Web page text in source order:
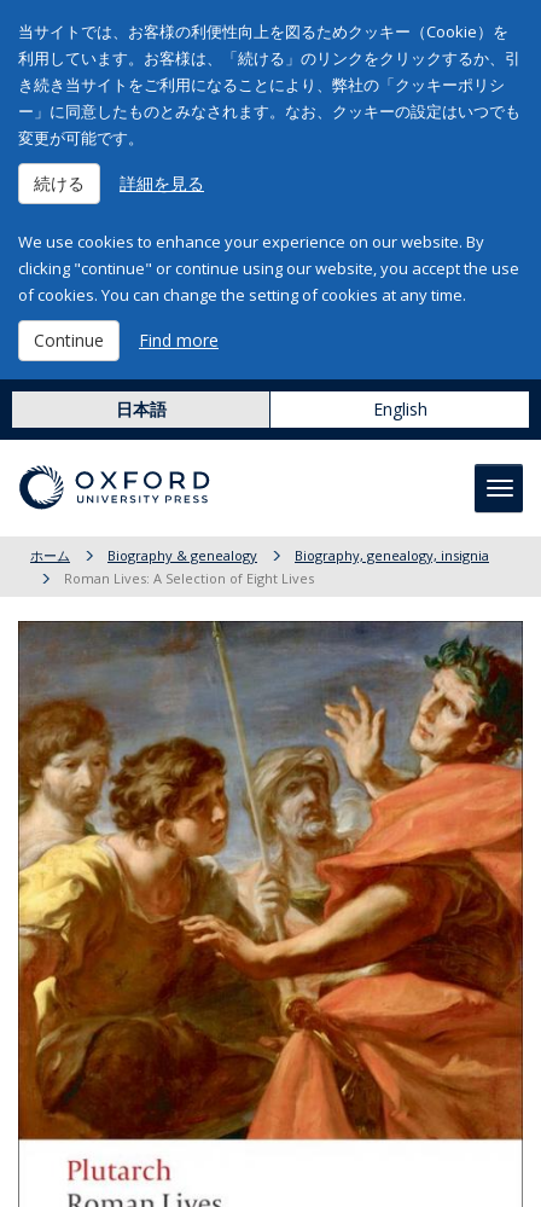
当サイトでは、お客様の利便性向上を図るためクッキー（Cookie）を
利用しています。お客様は、「続ける」のリンクをクリックするか、引
き続き当サイトをご利用になることにより、弊社の「クッキーポリシ
ー」に同意したものとみなされます。なお、クッキーの設定はいつでも
変更が可能です。
続ける 詳細を見る
We use cookies to enhance your experience on our website. By
clicking "continue" or continue using our website, you accept the use
of cookies. You can change the setting of cookies at any time.
Continue Find more
日本語 English
ホーム Biography & genealogy
Biography, genealogy, insignia
Roman Lives: A Selection of Eight Lives